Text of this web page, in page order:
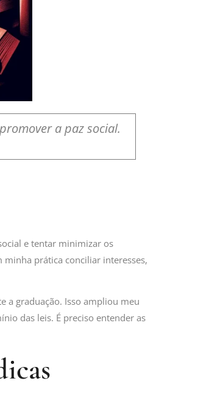
a paz social.
e tentar minimizar os
prática conciliar interesses,
a graduação. Isso ampliou meu
das leis. É preciso entender as